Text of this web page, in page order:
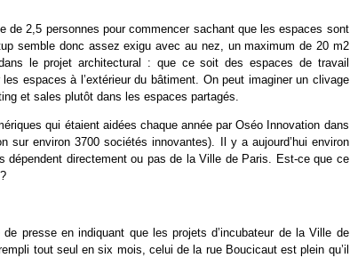
de 2,5 personnes pour commencer sachant que les espaces sont
semble donc assez exigu avec au nez, un maximum de 20 m2
le projet architectural : que ce soit des espaces de travail
espaces à l’extérieur du bâtiment. On peut imaginer un clivage
et sales plutôt dans les espaces partagés.
qui étaient aidées chaque année par Oséo Innovation dans
sur environ 3700 sociétés innovantes). Il y a aujourd’hui environ
dépendent directement ou pas de la Ville de Paris. Est-ce que ce
presse en indiquant que les projets d’incubateur de la Ville de
tout seul en six mois, celui de la rue Boucicaut est plein qu’il